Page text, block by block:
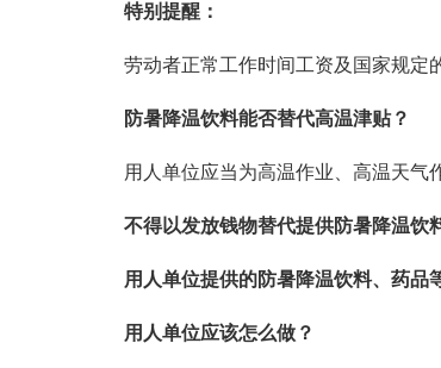
特别提醒：
劳动者正常工作时间工资及国家规定
防暑降温饮料能否替代高温津贴？
用人单位应当为高温作业、高温天气
不得以发放钱物替代提供防暑降温饮
用人单位提供的防暑降温饮料、药品
用人单位应该怎么做？